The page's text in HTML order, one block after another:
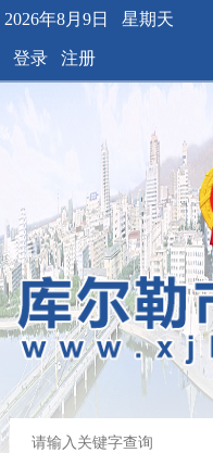
2026年8月9日 星期天
登录 注册